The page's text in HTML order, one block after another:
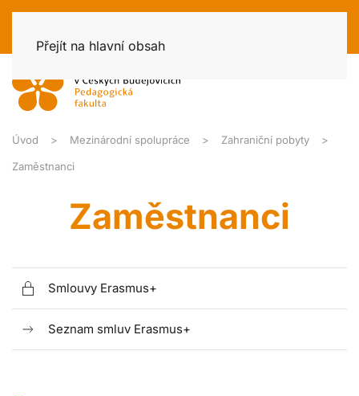
Přejít na hlavní obsah
Úvod Mezinárodní spolupráce Zahraniční pobyty
Zaměstnanci
Zaměstnanci
Smlouvy Erasmus+
Seznam smluv Erasmus+